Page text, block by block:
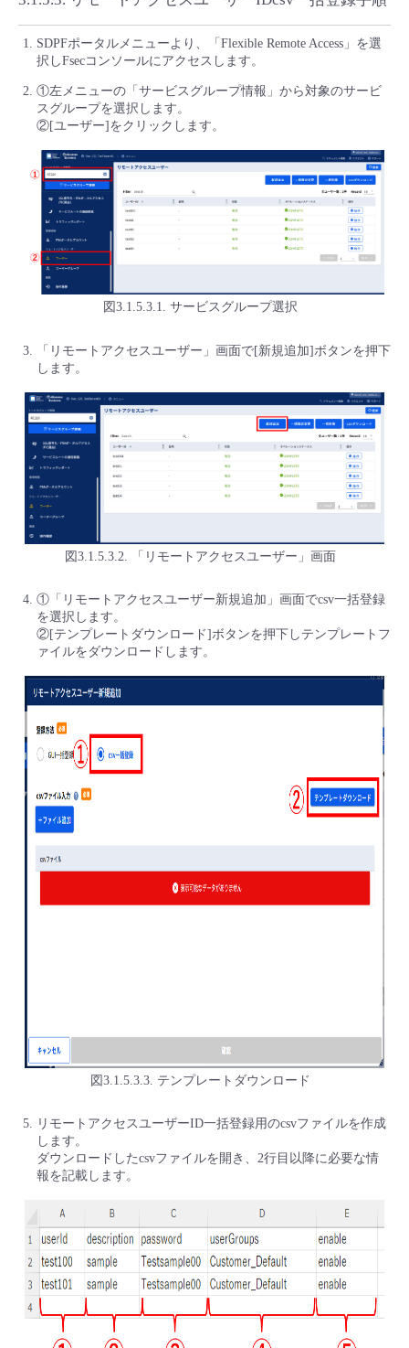
SDPFポータルメニューより、「Flexible Remote Access」を選
択しFsecコンソールにアクセスします。
①左メニューの「サービスグループ情報」から対象のサービ
スグループを選択します。
②[ユーザー]をクリックします。
図3.1.5.3.1. サービスグループ選択
「リモートアクセスユーザー」画面で[新規追加]ボタンを押下
します。
図3.1.5.3.2. 「リモートアクセスユーザー」画面
①「リモートアクセスユーザー新規追加」画面でcsv一括登録
を選択します。
②[テンプレートダウンロード]ボタンを押下しテンプレートフ
ァイルをダウンロードします。
図3.1.5.3.3. テンプレートダウンロード
リモートアクセスユーザーID一括登録用のcsvファイルを作成
します。
ダウンロードしたcsvファイルを開き、2行目以降に必要な情
報を記載します。